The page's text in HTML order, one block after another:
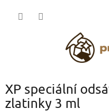
XP speciální
zlatinky 3 ml